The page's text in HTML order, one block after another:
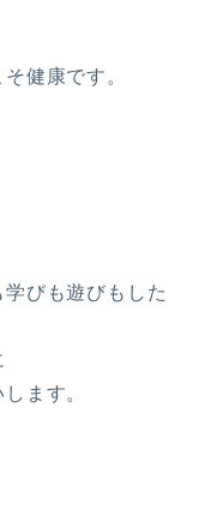
健康です。
びも遊びもした
ます。